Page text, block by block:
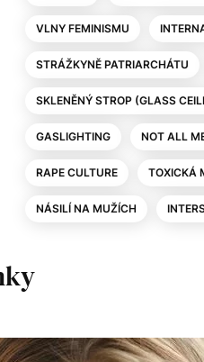
VLNY FEMINISMU
STRÁŽKYNĚ PATRIARCHÁTU
SKLENĚNÝ STROP (GLASS
GASLIGHTING NOT ALL
RAPE CULTURE TOXICKÁ
NÁSILÍ NA MUŽÍCH